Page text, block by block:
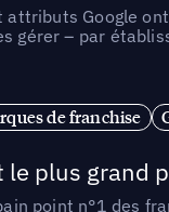
attributs Google
gérer – par
de franchise
le plus grand
point n°1 des